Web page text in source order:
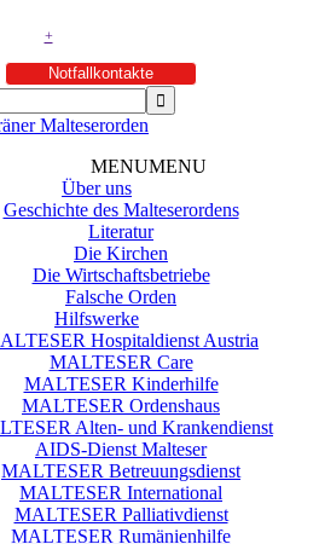
+
Notfallkontakte
Malteserorden
MENUMENU
Über uns
Geschichte des Malteserordens
Literatur
Die Kirchen
Die Wirtschaftsbetriebe
Falsche Orden
Hilfswerke
Hospitaldienst Austria
MALTESER Care
MALTESER Kinderhilfe
MALTESER Ordenshaus
Alten- und Krankendienst
AIDS-Dienst Malteser
MALTESER Betreuungsdienst
MALTESER International
MALTESER Palliativdienst
MALTESER Rumänienhilfe